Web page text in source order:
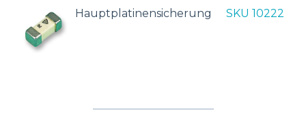
Hauptplatinensicherung
SKU 10222